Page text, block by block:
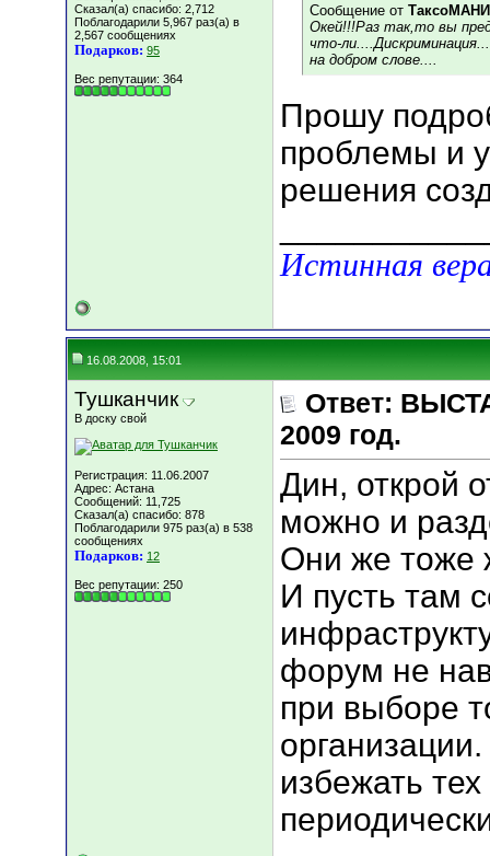
Сказал(а) спасибо: 2,712
Поблагодарили 5,967 раз(а) в
2,567 сообщениях
Подарков: 95
Вес репутации: 364
Сообщение от
Окей!!!Раз так,то вы
что-
на добром слове....
Прошу
проблемы и
решения
Истинная
16.08.2008, 15:01
Тушканчик
В доску свой
Регистрация: 11.06.2007
Адрес: Астана
Сообщений: 11,725
Сказал(а) спасибо: 878
Поблагодарили 975 раз(а) в 538
сообщениях
Подарков: 12
Вес репутации: 250
Ответ:
2009 год.
Дин, открой
можно и
Они же тоже
И пусть там
форум не
при выборе
избежать